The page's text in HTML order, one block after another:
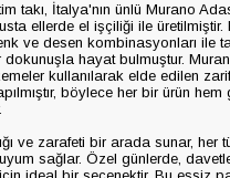
takı, İtalya'nın ünlü Murano
ellerde el işçiliği ile üretilmiştir.
ve desen kombinasyonları ile
hayat bulmuştur.
kullanılarak elde edilen
böylece her bir ürün hem
ve zarafeti bir arada sunar, her
sağlar. Özel günlerde,